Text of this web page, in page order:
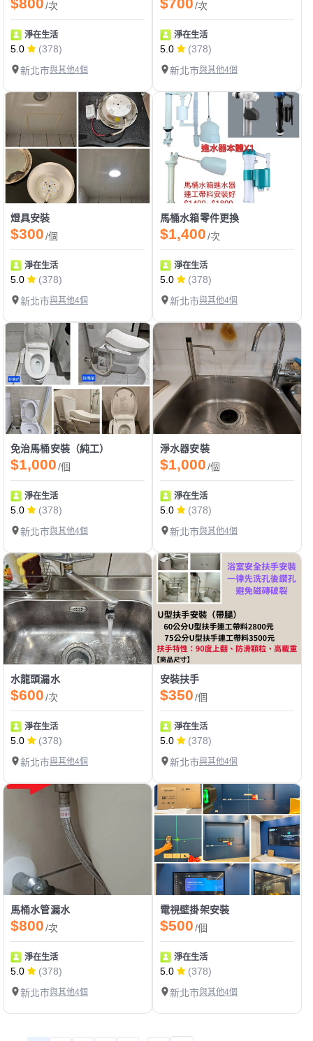
/次
淨在生活
5.0
(378)
新北市與其他4個
/次
淨在生活
5.0
(378)
新北市與其他4個
燈具安裝
$300/個
淨在生活
5.0
(378)
新北市與其他4個
馬桶水箱零件更換
$1,400/次
淨在生活
5.0
(378)
新北市與其他4個
免治馬桶安裝（純工）
$1,000/個
淨在生活
5.0
(378)
新北市與其他4個
淨水器安裝
$1,000/個
淨在生活
5.0
(378)
新北市與其他4個
水龍頭漏水
$600/次
淨在生活
5.0
(378)
新北市與其他4個
安裝扶手
$350/個
淨在生活
5.0
(378)
新北市與其他4個
馬桶水管漏水
$800/次
淨在生活
5.0
(378)
新北市與其他4個
電視壁掛架安裝
$500/個
淨在生活
5.0
(378)
新北市與其他4個